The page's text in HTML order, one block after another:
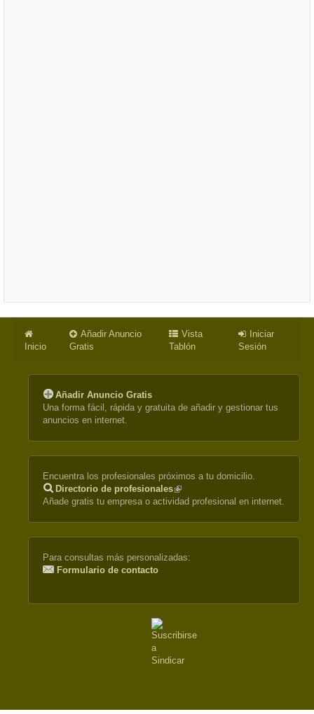
Inicio
Añadir Anuncio
Gratis
Vista
Tablón
Iniciar
Sesión
Añadir Anuncio Gratis
Una forma fácil, rápida y gratuita de añadir y gestionar tus
anuncios en internet.
Encuentra los profesionales próximos a tu domicilio.
Directorio de profesionales(link
is
Añade gratis tu empresa o actividad profesional en internet.
Para consultas más personalizadas:
Formulario de contacto